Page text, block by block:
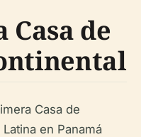
Casa de
Casa de
en Panamá